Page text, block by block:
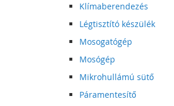
Klímaberendezés
Légtisztító készülék
Mosogatógép
Mosógép
Mikrohullámú sütő
Páramentesítő